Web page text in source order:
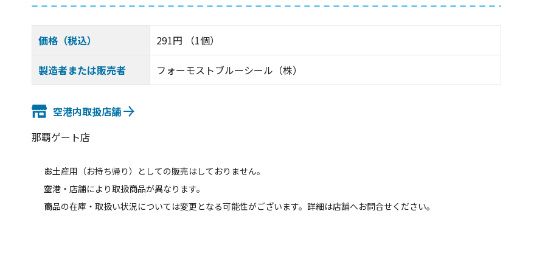
価格（税込） 291円 （1個）
製造者または販売者 フォーモストブルーシール（株）
空港内取扱店舗
那覇ゲート店
お土産用（お持ち帰り）としての販売はしておりません。
空港・店舗により取扱商品が異なります。
商品の在庫・取扱い状況については変更となる可能性がございます。詳細は店舗へお問合せください。